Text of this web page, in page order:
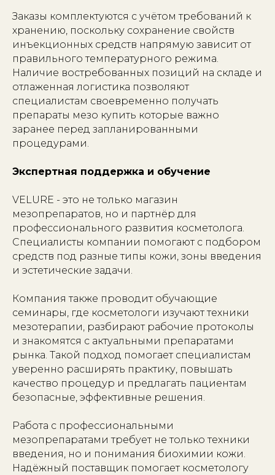
Заказы комплектуются с учётом требований к
хранению, поскольку сохранение свойств
инъекционных средств напрямую зависит от
правильного температурного режима.
Наличие востребованных позиций на складе и
отлаженная логистика позволяют
специалистам своевременно получать
препараты мезо купить которые важно
заранее перед запланированными
процедурами.
Экспертная поддержка и обучение
VELURE - это не только магазин
мезопрепаратов, но и партнёр для
профессионального развития косметолога.
Специалисты компании помогают с подбором
средств под разные типы кожи, зоны введения
и эстетические задачи.
Компания также проводит обучающие
семинары, где косметологи изучают техники
мезотерапии, разбирают рабочие протоколы
и знакомятся с актуальными препаратами
рынка. Такой подход помогает специалистам
уверенно расширять практику, повышать
качество процедур и предлагать пациентам
безопасные, эффективные решения.
Работа с профессиональными
мезопрепаратами требует не только техники
введения, но и понимания биохимии кожи.
Надёжный поставщик помогает косметологу